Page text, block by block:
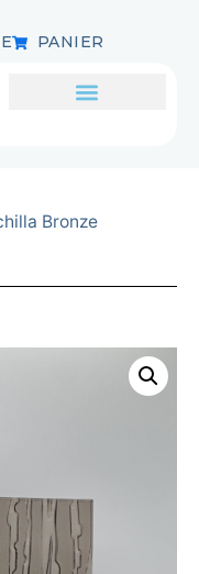
PANIER
Bronze